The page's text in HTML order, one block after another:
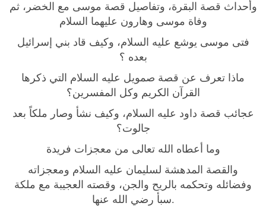
ن
ر
ي
a
n
وأحداث قصة البقرة، وتفاصيل قصة موسى مع الخضر، ثم
وفاة موسى وهارون عليهما السلام
فتى موسى يوشع عليه السلام، وكيف قاد بني إسرائيل
بعده ؟
ماذا تعرف عن قصة صمويل عليه السلام التي ذكرها
القرآن الكريم وكل المفسرين؟
عجائب قصة داود عليه السلام، وكيف نشأ وصار ملكاً بعد
جالوت؟
وما أعطاه الله تعالى من معجزات فريدة
والقصة المدهشة لسليمان عليه السلام ومعجزاته
وفضائله وتحكمه بالريح والجن، وقصته العجيبة مع ملكة
سبأ رضي الله عنها.